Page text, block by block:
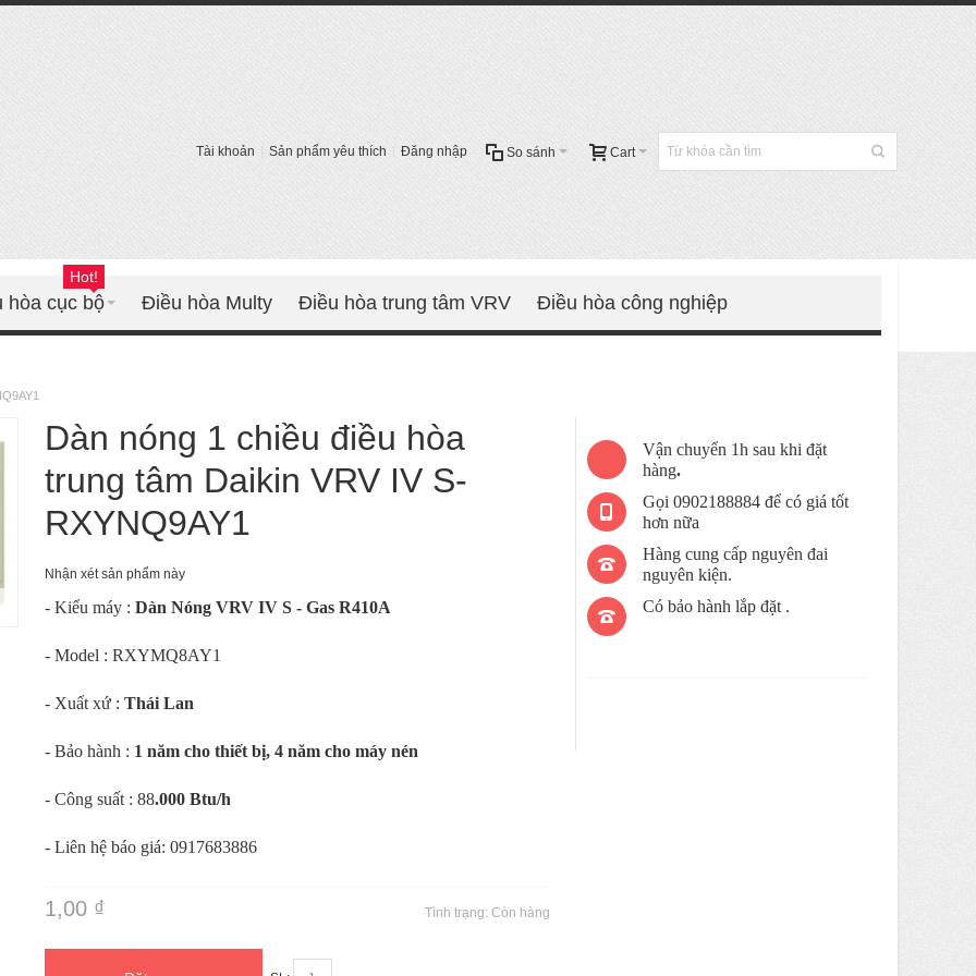
Cart
So sánh
Tài khoản Sản phẩm yêu thích Đăng nhập
hòa cục bộ
Hot!
Điều hòa Multy Điều hòa trung tâm VRV Điều hòa công nghiệp
Dàn nóng 1 chiều điều hòa
trung tâm Daikin VRV IV S-
RXYNQ9AY1
Nhận xét sản phẩm này
- Kiểu máy : Dàn Nóng VRV IV S - Gas R410A
- Model : RXYMQ8AY1
- Xuất xứ : Thái Lan
- Bảo hành : 1 năm cho thiết bị, 4 năm cho máy nén
- Công suất : 88.000 Btu/h
- Liên hệ báo giá: 0917683886
Tình trạng: Còn hàng
1,00 ₫
Vận chuyển 1h sau khi đặt
hàng.
Gọi 0902188884 để có giá tốt
hơn nữa
Hàng cung cấp nguyên đai
nguyên kiện.
Có bảo hành lắp đặt .